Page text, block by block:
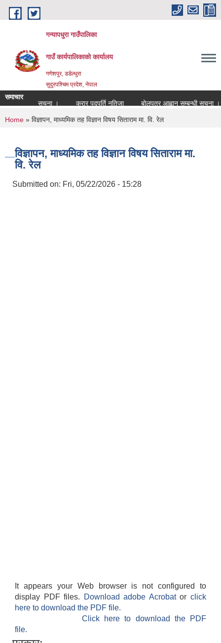
Skip to main content
गन्यापधुरा गाउँपालिका
गाउँ कार्यपालिकाकाे कार्यालय
गणेशपुर, डडेल्धुरा
सुदुरपश्चिम प्रदेश, नेपाल
समाचार
सम्बन्धी सुचना ।
करार पदपुर्ति नतिजा बोलपत्र आह्वान सम्बन्धी सुचना ।
You are here
Home » विज्ञापन, माध्यमिक तह विज्ञान विषय सिताराम मा. वि. रेल
विज्ञापन, माध्यमिक तह विज्ञान विषय सिताराम मा.
वि. रेल
Submitted on: Fri, 05/22/2026 - 15:28
It appears your Web browser is not configured to
display PDF files.
Download adobe Acrobatorclick
here to download the PDF file.
Click here to download the PDF
file.